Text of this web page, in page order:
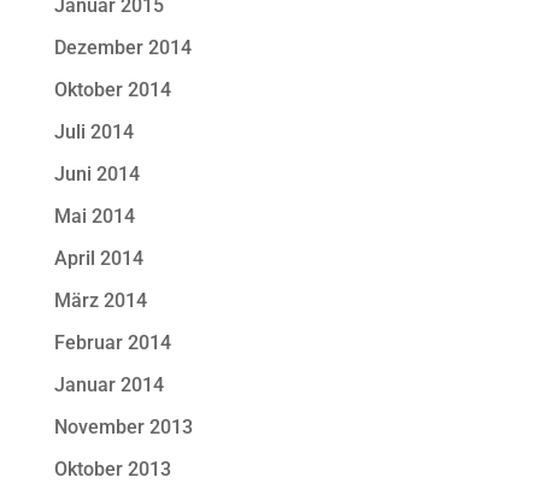
Januar 2015
Dezember 2014
Oktober 2014
Juli 2014
Juni 2014
Mai 2014
April 2014
März 2014
Februar 2014
Januar 2014
November 2013
Oktober 2013